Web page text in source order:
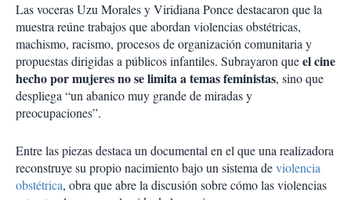
Las voceras Uzu Morales y Viridiana Ponce destacaron que la
muestra reúne trabajos que abordan violencias obstétricas,
machismo, racismo, procesos de organización comunitaria y
propuestas dirigidas a públicos infantiles. Subrayaron queel cine
hecho por mujeres no se limita a temas feministas, sino que
despliega “un abanico muy grande de miradas y
preocupaciones”.
Entre las piezas destaca un documental en el que una realizadora
reconstruye su propio nacimiento bajo un sistema deviolencia
obstétrica, obra que abre la discusión sobre cómo las violencias